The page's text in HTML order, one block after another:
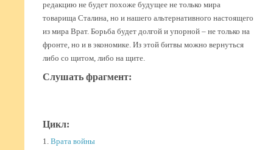
редакцию не будет похоже будущее не только мира
товарища Сталина, но и нашего альтернативного настоящего
из мира Врат. Борьба будет долгой и упорной – не только на
фронте, но и в экономике. Из этой битвы можно вернуться
либо со щитом, либо на щите.
Слушать фрагмент:
Цикл:
1. Врата войны